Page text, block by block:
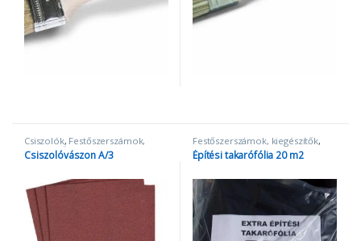
Csiszolók, Festőszerszámok,
kiegészítők
Csiszolóvászon A/3
Festőszerszámok, kiegészítők,
Takarópapír és fólia
Építési takarófólia 20 m2